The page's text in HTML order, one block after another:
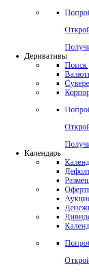
Деривативы
Поиск
Календарь